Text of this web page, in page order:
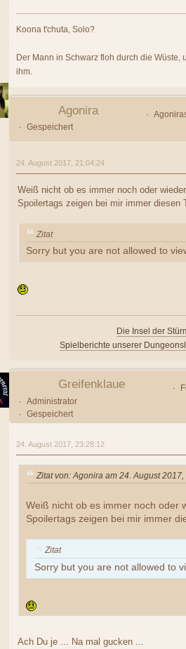
Koona t'chuta, Solo?
Der Mann in Schwarz floh durch die Wüste,
ihm.
Agonira
Gespeichert
24. August 2017, 21:04:24
Weiß nicht ob es immer noch oder
Spoilertags zeigen bei mir immer diesen
Zitat
Sorry but you are not allowed to
Die Insel der
Spielberichte unserer
Greifenklaue
Administrator
Gespeichert
24. August 2017, 23:28:12
Zitat von: Agonira am 24. August 2017,
Weiß nicht ob es immer noch oder
Spoilertags zeigen bei mir immer
Zitat
Sorry but you are not allowed to
Ach Du je ... Na mal gucken ...